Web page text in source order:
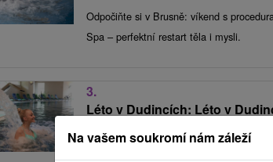
Odpočiňte si v Brusně: víkend s
Spa – perfektní restart těla i mysli.
3.
Léto v Dudincích: Léto v
Na vašem soukromí nám záleží